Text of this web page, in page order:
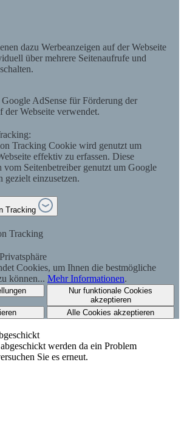
dazu Werbeanzeigen auf der Webseite
über mehrere Seitenaufrufe und
AdSense für Förderung der
der Webseite verwendet.
Tracking Cookie wird genutzt um
effektiv zu erfassen. Diese
Seitenbetreiber genutzt um Google
gezielt einzusetzen.
Tracking
Tracking
Cookies, um Ihnen die bestmögliche
können... Mehr Informationen.
Nur funktionale Cookies
akzeptieren
Alle Cookies akzeptieren
werden da ein Problem
Sie es erneut.